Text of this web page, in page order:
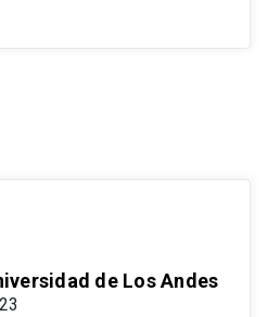
de Los Andes